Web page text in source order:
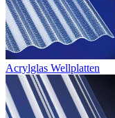
Acrylglas Wellplatten